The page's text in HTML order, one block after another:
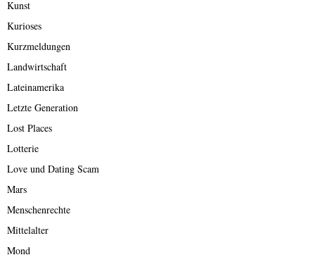
Kunst
Kurioses
Kurzmeldungen
Landwirtschaft
Lateinamerika
Letzte Generation
Lost Places
Lotterie
Love und Dating Scam
Mars
Menschenrechte
Mittelalter
Mond